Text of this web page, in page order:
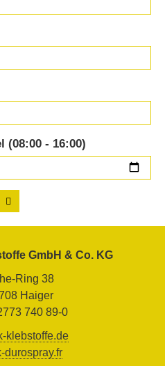
(08:00 - 16:00)
GmbH & Co. KG
Ring 38
Haiger
740 89-0
klebstoffe.de
durospray.fr